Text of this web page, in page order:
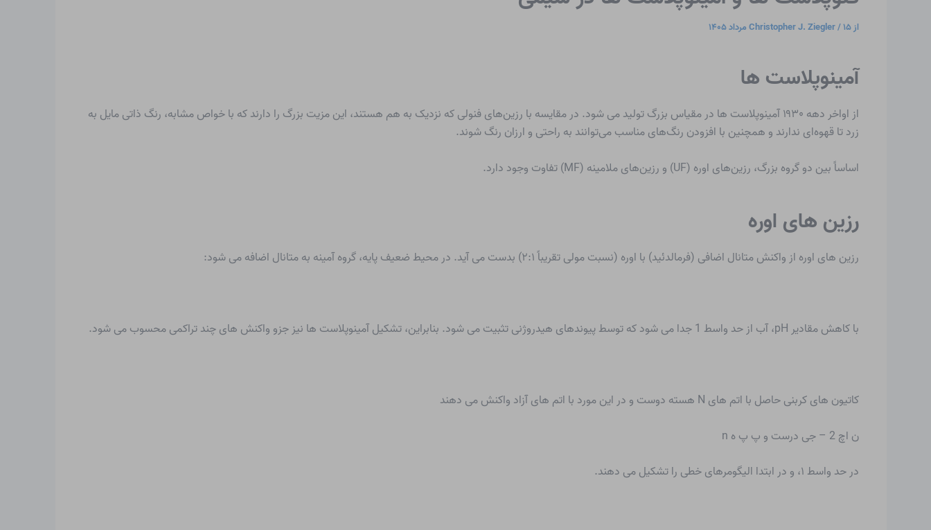
از Christopher J. Ziegler/۱۵ مرداد ۱۴۰۵
آمینوپلاست ها
از اواخر دهه ۱۹۳۰ آمینوپلاست ها در مقیاس بزرگ تولید می شود. در مقایسه با رزین‌های فنولی که نزدیک به هم هستند، این مزیت بزرگ را دارند که با خواص مشابه، رنگ ذاتی مایل به
زرد تا قهوه‌ای ندارند و همچنین با افزودن رنگ‌های مناسب می‌توانند به راحتی و ارزان رنگ شوند.
اساساً بین دو گروه بزرگ، رزین‌های اوره (UF) و رزین‌های ملامینه (MF) تفاوت وجود دارد.
رزین های اوره
رزین های اوره از واکنش متانال اضافی (فرمالدئید) با اوره (نسبت مولی تقریباً ۲:۱) بدست می آید. در محیط ضعیف پایه، گروه آمینه به متانال اضافه می شود:
با کاهش مقادیر pH، آب از حد واسط 1 جدا می شود که توسط پیوندهای هیدروژنی تثبیت می شود. بنابراین، تشکیل آمینوپلاست ها نیز جزو واکنش های چند تراکمی محسوب می شود.
کاتیون های کربنی حاصل با اتم های N هسته دوست و در این مورد با اتم های آزاد واکنش می دهند
ن اچ 2 – جی درست و پ پ ه n
در حد واسط ۱، و در ابتدا الیگومرهای خطی را تشکیل می دهند.